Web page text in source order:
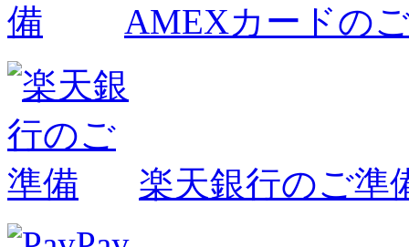
AMEXカードの
楽天銀行のご準